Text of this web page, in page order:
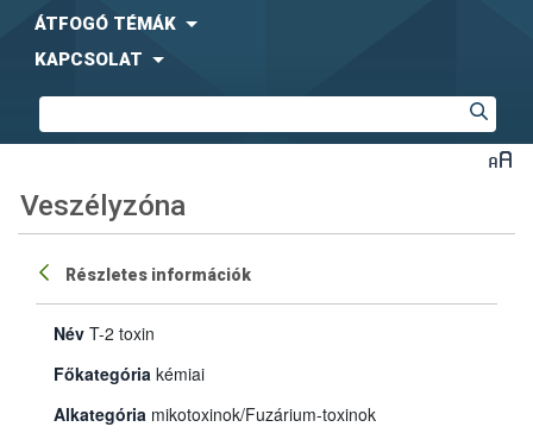
ÁTFOGÓ TÉMÁK
KAPCSOLAT
Veszélyzóna
Részletes információk
Név T-2 toxin
Főkategória kémiai
Alkategória mikotoxinok/Fuzárium-toxinok